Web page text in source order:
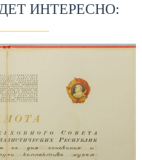
ИНТЕРЕСНО: